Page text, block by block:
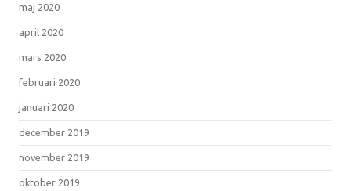
maj 2020
april 2020
mars 2020
februari 2020
januari 2020
december 2019
november 2019
oktober 2019